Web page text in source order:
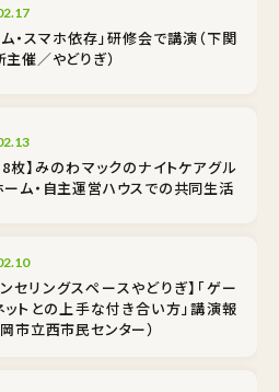
ム・スマホ依存」研修会で講演（下関
催／やどりぎ）
枚】みのわマックのナイトケア――グル
ーム・自主運営ハウスでの共同生活
ンセリングスペースやどりぎ】「ゲー
ットとの上手な付き合い方」講演報
市立西市民センター）